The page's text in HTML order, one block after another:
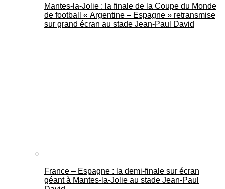
Mantes-la-Jolie : la finale de la Coupe du Monde
de football « Argentine – Espagne » retransmise
sur grand écran au stade Jean-Paul David
France – Espagne : la demi-finale sur écran
géant à Mantes-la-Jolie au stade Jean-Paul